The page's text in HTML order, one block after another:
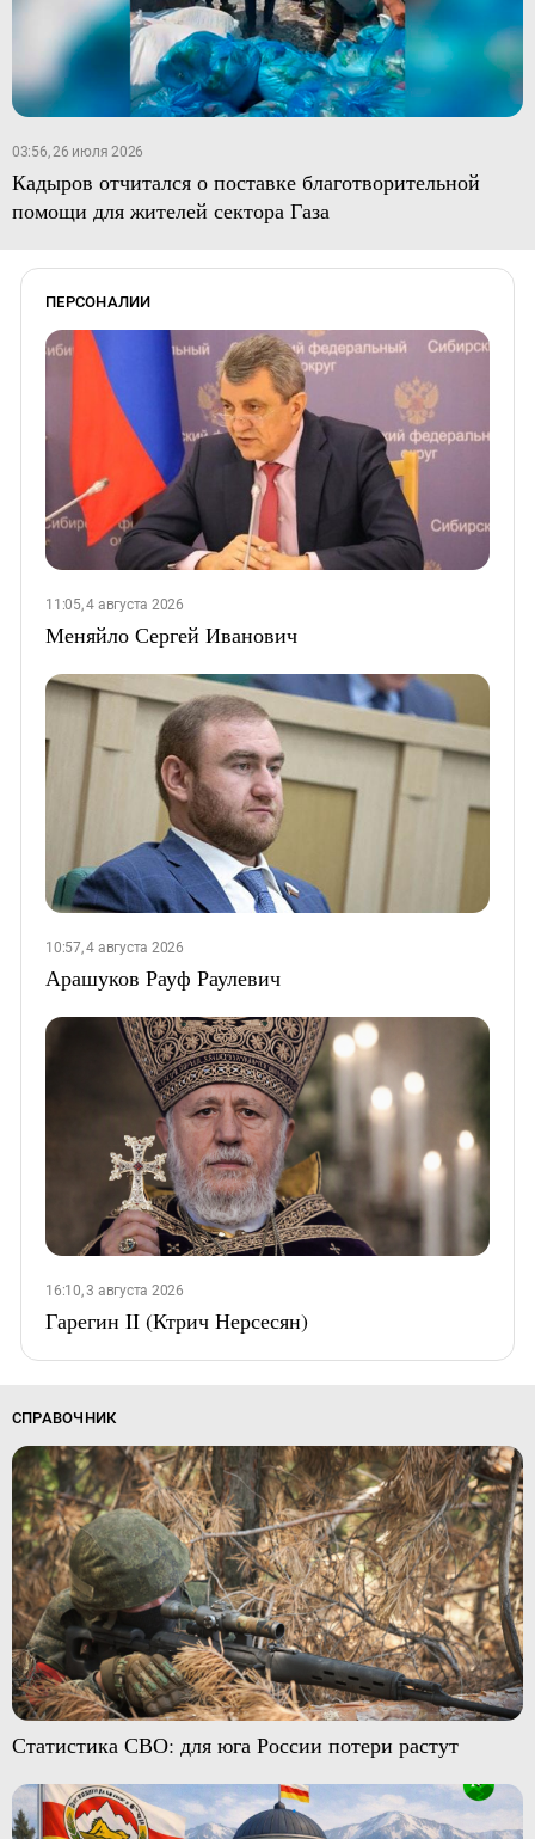
03:56, 26 июля 2026
Кадыров отчитался о поставке благотворительной
помощи для жителей сектора Газа
ПЕРСОНАЛИИ
11:05, 4 августа 2026
Меняйло Сергей Иванович
10:57, 4 августа 2026
Арашуков Рауф Раулевич
16:10, 3 августа 2026
Гарегин II (Ктрич Нерсесян)
СПРАВОЧНИК
Статистика СВО: для юга России потери растут